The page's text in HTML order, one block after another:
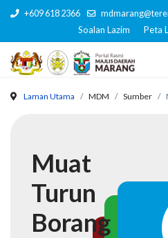
+609 618 2366
Soalan Lazim Peta
Laman Utama MDM Sumber
Muat
Turun
Borang